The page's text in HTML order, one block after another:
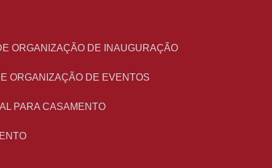
ORGANIZAÇÃO DE INAUGURAÇÃO
ORGANIZAÇÃO DE EVENTOS
PARA CASAMENTO